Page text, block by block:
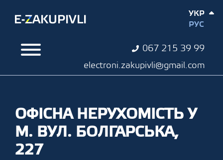
067 215 39 99
electroni.zakupivli@gmail.com
УКР
РУС
ОФІСНА НЕРУХОМІСТЬ У
М. ВУЛ. БОЛГАРСЬКА,
227